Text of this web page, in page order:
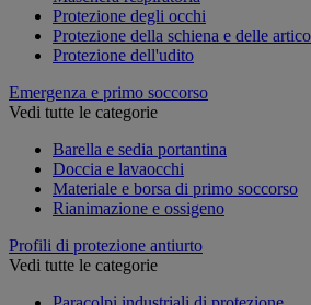
Protezione degli occhi
Protezione della schiena e delle
Protezione dell'udito
Emergenza e primo soccorso
Vedi tutte le categorie
Barella e sedia portantina
Doccia e lavaocchi
Materiale e borsa di primo soccorso
Rianimazione e ossigeno
Profili di protezione antiurto
Vedi tutte le categorie